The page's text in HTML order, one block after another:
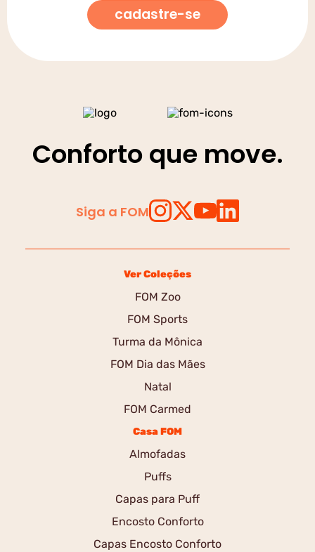
cadastre-se
Conforto que move.
Siga a FOM
Ver Coleções
FOM Zoo
FOM Sports
Turma da Mônica
FOM Dia das Mães
Natal
FOM Carmed
Casa FOM
Almofadas
Puffs
Capas para Puff
Encosto Conforto
Capas Encosto Conforto